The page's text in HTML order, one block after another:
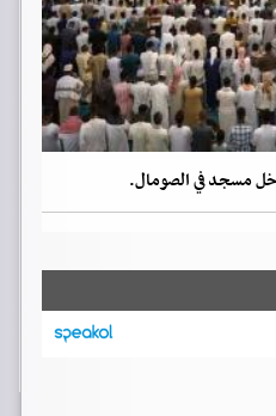
مسجد في الصومال.